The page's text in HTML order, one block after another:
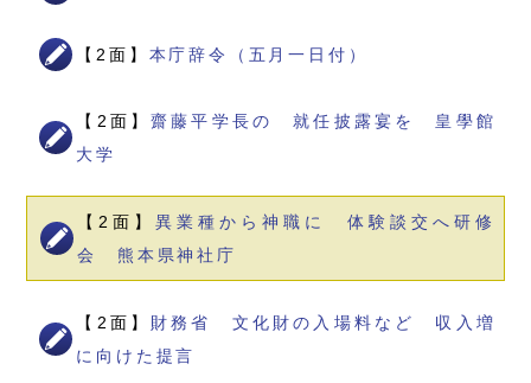
【2面】 本庁辞令（五月一日付）
【2面】齋藤平学長の 就任披露宴を 皇學館
大学
【2面】異業種から神職に 体験談交へ研修
会 熊本県神社庁
【2面】 財務省 文化財の入場料など 収入増
に向けた提言